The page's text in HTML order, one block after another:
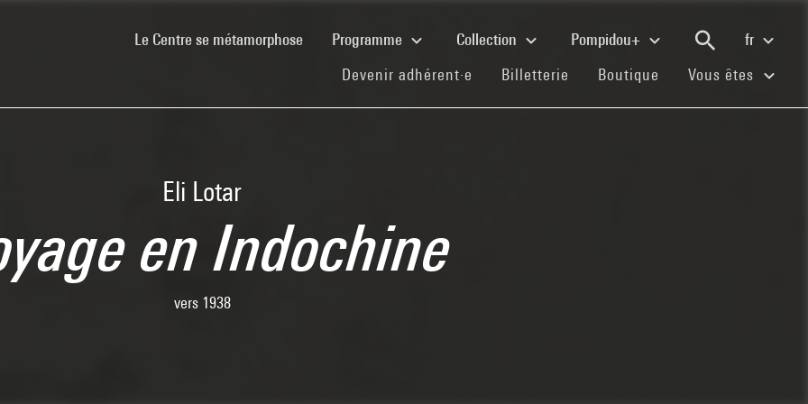
Le Centre se métamorphose(current)Programme Collection Pompidou+
fr
Devenir adhérent·e (current)
Billetterie (current)
Boutique (current)
Vous êtes
Eli Lotar
en Indochine
vers 1938